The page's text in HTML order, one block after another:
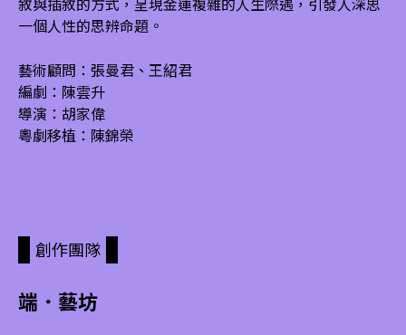
一個人性的思辨命題。
藝術顧問：張曼君、王紹君
編劇：陳雲升
導演：胡家偉
粵劇移植：陳錦榮
創作團隊
端．藝坊